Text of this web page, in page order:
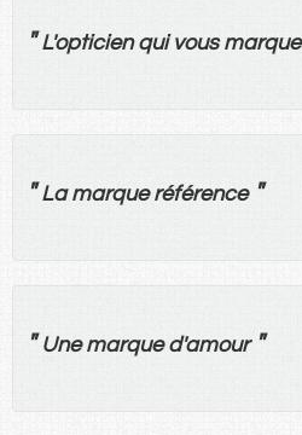
"L'opticien qui vous marque
" La marque référence "
" Une marqued'amour "